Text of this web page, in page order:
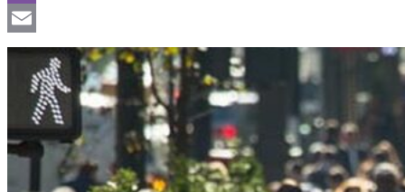
Viber
Email